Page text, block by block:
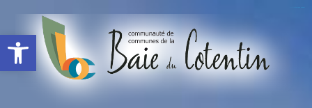
Ouvrir la barre d’outils